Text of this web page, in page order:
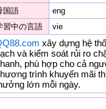
国語
eng
習中の言語
vie
xây dựng hệ
và kiểm soát rủi ro
phù hợp cho cả
trình khuyến mãi
lớn mỗi ngày.